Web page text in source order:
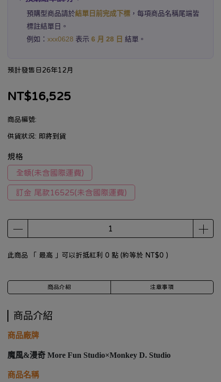
預購型商品請於結單日前完成下標 ，每項商品名稱尾端皆
標註結單日。
例如： xxx0628 表示 6 月 28 日 結單。
預計發售日26年12月
NT$16,525
商品編號:
供貨狀況: 即將到貨
規格
全額(未含國際運費)
訂金 尾款16525(未含國際運費)
此商品 「 最高 」可以折抵紅利 0 點 (約等於 NT$0 )
商品介紹 注意事項
商品介紹
商品廠牌
魔風&漫奇 More Fun Studio×Monkey D. Studio
商品名稱